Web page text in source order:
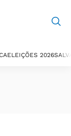
ELEIÇÕES 2026